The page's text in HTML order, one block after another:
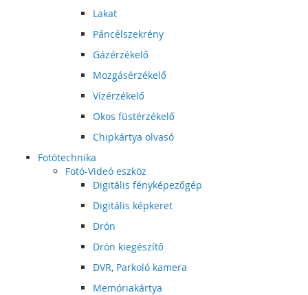
Lakat
Páncélszekrény
Gázérzékelő
Mozgásérzékelő
Vízérzékelő
Okos füstérzékelő
Chipkártya olvasó
Fotótechnika
Fotó-Videó eszköz
Digitális fényképezőgép
Digitális képkeret
Drón
Drón kiegészítő
DVR, Parkoló kamera
Memóriakártya